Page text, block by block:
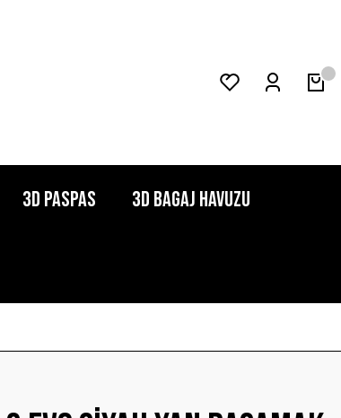
3D Paspas 3D Bagaj Havuzu